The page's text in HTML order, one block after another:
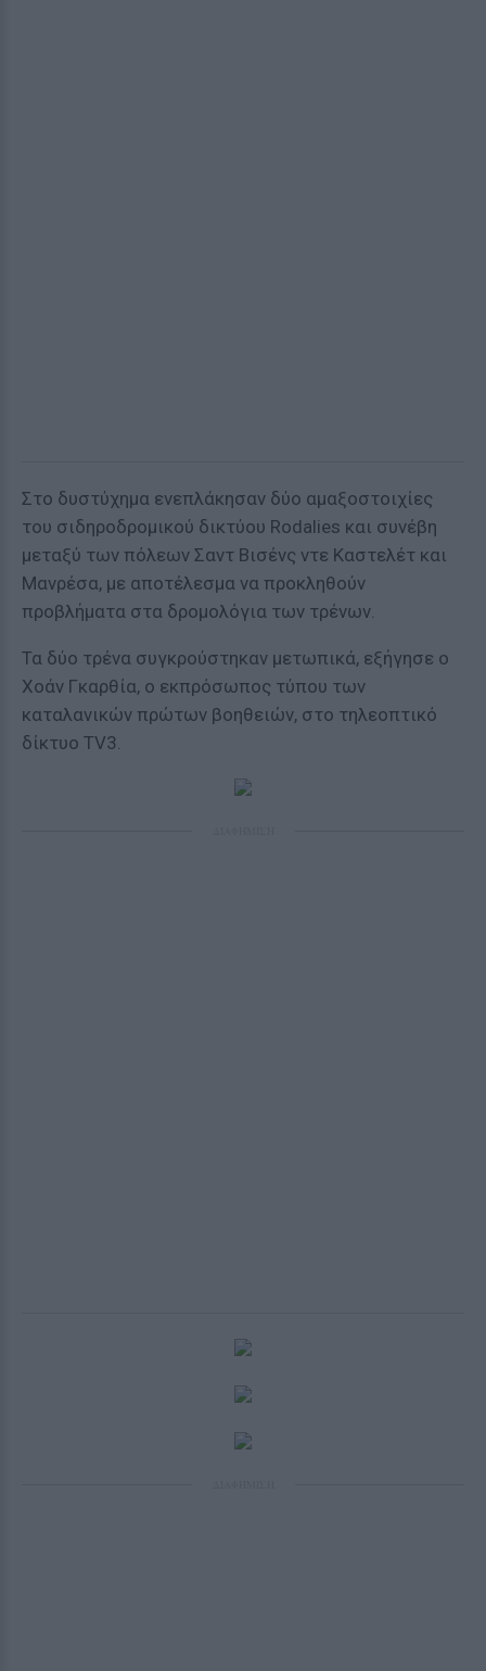
Στο δυστύχημα ενεπλάκησαν δύο αμαξοστοιχίες
του σιδηροδρομικού δικτύου Rodalies και συνέβη
μεταξύ των πόλεων Σαντ Βισένς ντε Καστελέτ και
Μανρέσα, με αποτέλεσμα να προκληθούν
προβλήματα στα δρομολόγια των τρένων.
Τα δύο τρένα συγκρούστηκαν μετωπικά, εξήγησε ο
Χοάν Γκαρθία, ο εκπρόσωπος τύπου των
καταλανικών πρώτων βοηθειών, στο τηλεοπτικό
δίκτυο TV3.